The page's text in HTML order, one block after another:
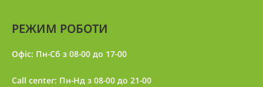
РЕЖИМ РОБОТИ
Офіс: Пн-Сб з 08-00 до 17-00
Call center: Пн-Нд з 08-00 до 21-00